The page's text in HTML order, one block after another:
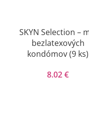
SKYN Selection –
bezlatexových
kondómov (9 ks)
8.02€